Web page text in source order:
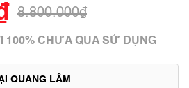
8.800.000₫
100% CHƯA QUA SỬ DỤNG
QUANG LÂM